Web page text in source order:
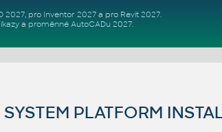
2027, pro Inventor 2027a pro Revit 2027.
a proměnné AutoCADu 2027.
PLATFORM